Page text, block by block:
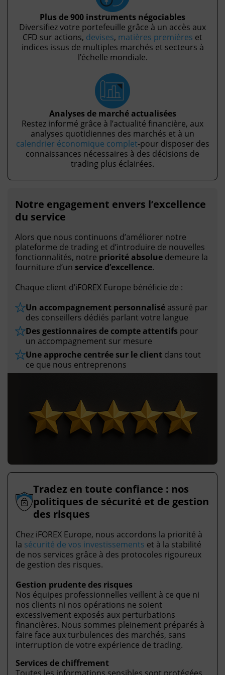
Plus de 900 instruments négociables
Diversifiez votre portefeuille grâce à un accès aux
CFD sur actions, devises, matières premières et
indices issus de multiples marchés et secteurs à
l’échelle mondiale.
Analyses de marché actualisées
Restez informé grâce à l’actualité financière, aux
analyses quotidiennes des marchés et à un
calendrier économique complet-pour disposer des
connaissances nécessaires à des décisions de
trading plus éclairées.
Notre engagement envers l’excellence
du service
Alors que nous continuons d’améliorer notre
plateforme de trading et d’introduire de nouvelles
fonctionnalités, notre priorité absolue demeure la
fourniture d’un service d’excellence.
Chaque client d’iFOREX Europe bénéficie de :
Un accompagnement personnalisé assuré par
des conseillers dédiés parlant votre langue
Des gestionnaires de compte attentifs pour
un accompagnement sur mesure
Une approche centrée sur le client dans tout
ce que nous entreprenons
Tradez en toute confiance : nos
politiques de sécurité et de gestion
des risques
Chez iFOREX Europe, nous accordons la priorité à
la sécurité de vos investissements et à la stabilité
de nos services grâce à des protocoles rigoureux
de gestion des risques.
Gestion prudente des risques
Nos équipes professionnelles veillent à ce que ni
nos clients ni nos opérations ne soient
excessivement exposés aux perturbations
financières. Nous sommes pleinement préparés à
faire face aux turbulences des marchés, sans
interruption de votre expérience de trading.
Services de chiffrement